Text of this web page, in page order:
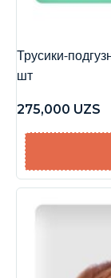
Трусики-
шт
275,000 UZS